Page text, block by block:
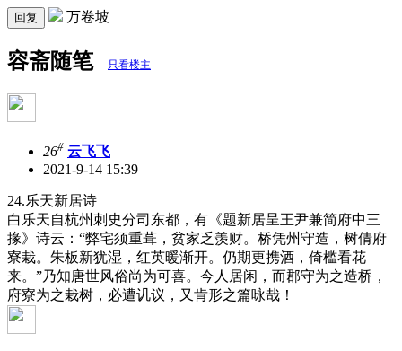
回复 万卷坡
容斋随笔 只看楼主
26# 云飞飞
2021-9-14 15:39
24.乐天新居诗
白乐天自杭州刺史分司东都，有《题新居呈王尹兼简府中三
掾》诗云：“弊宅须重葺，贫家乏羡财。桥凭州守造，树倩府
寮栽。朱板新犹湿，红英暖渐开。仍期更携酒，倚槛看花
来。”乃知唐世风俗尚为可喜。今人居闲，而郡守为之造桥，
府寮为之栽树，必遭讥议，又肯形之篇咏哉！